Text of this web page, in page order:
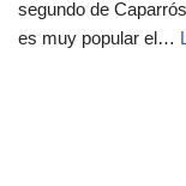
segundo de
es muy popular el…